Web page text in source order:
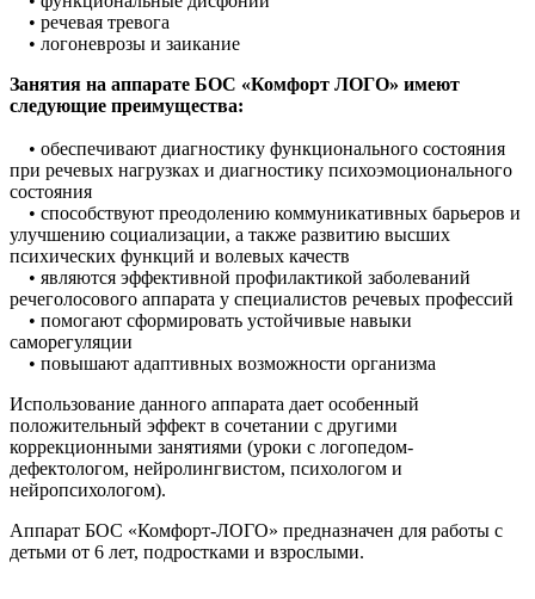
• речевая тревога
• логоневрозы и заикание
Занятия на аппарате БОС «Комфорт ЛОГО» имеют
следующие преимущества:
• обеспечивают диагностику функционального состояния
при речевых нагрузках и диагностику психоэмоционального
состояния
• способствуют преодолению коммуникативных барьеров и
улучшению социализации, а также развитию высших
психических функций и волевых качеств
• являются эффективной профилактикой заболеваний
речеголосового аппарата у специалистов речевых профессий
• помогают сформировать устойчивые навыки
саморегуляции
• повышают адаптивных возможности организма
Использование данного аппарата дает особенный
положительный эффект в сочетании с другими
коррекционными занятиями (уроки с логопедом-
дефектологом, нейролингвистом, психологом и
нейропсихологом).
Аппарат БОС «Комфорт-ЛОГО» предназначен для работы с
детьми от 6 лет, подростками и взрослыми.